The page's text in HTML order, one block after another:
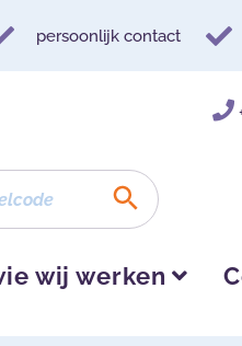
persoonlijk contact
wij werken